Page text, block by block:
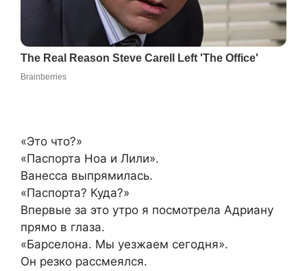
«Это что?»
«Паспорта Ноа и Лили».
Ванесса выпрямилась.
«Паспорта? Куда?»
Впервые за это утро я посмотрела Адриану
прямо в глаза.
«Барселона. Мы уезжаем сегодня».
Он резко рассмеялся.